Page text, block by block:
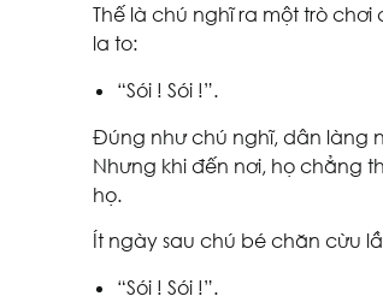
Thế là chú nghĩ ra một trò
la to:
“Sói ! Sói !”.
Đúng như chú nghĩ, dân làng
Nhưng khi đến nơi, họ chẳng
họ.
Ít ngày sau chú bé chăn cừu
“Sói ! Sói !”.